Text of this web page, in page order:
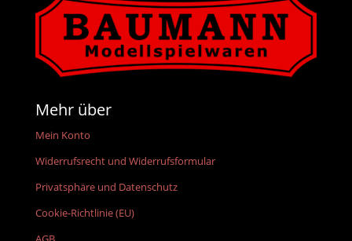
Mehr über
Mein Konto
Widerrufsrecht und Widerrufsformular
Privatsphäre und Datenschutz
Cookie-Richtlinie (EU)